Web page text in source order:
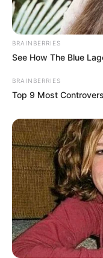
Χρειάζονται
Παρασκευή, 2
BRICS: Η Ρωσία Και
BRAINBERRIES
See How The Blue
BRAINBERRIES
Top 9 Most